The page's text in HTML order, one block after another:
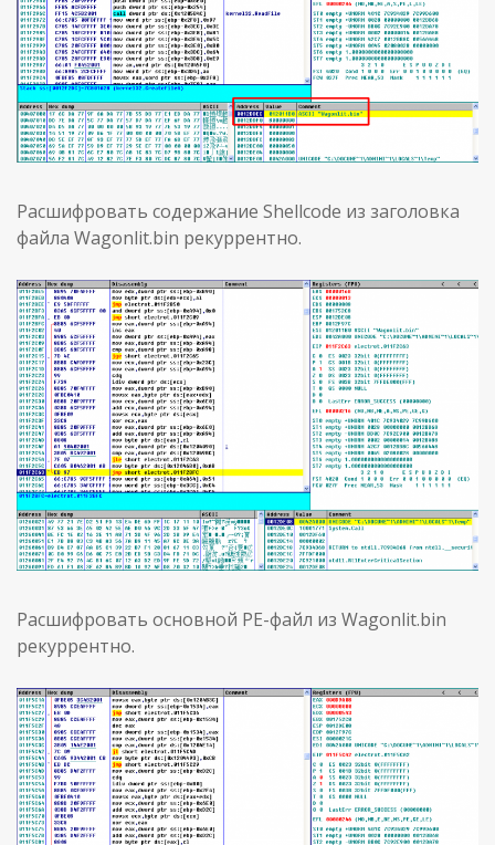
Расшифровать содержание Shellcode из заголовка
файла Wagonlit.bin рекуррентно.
Расшифровать основной PE-файл из Wagonlit.bin
рекуррентно.